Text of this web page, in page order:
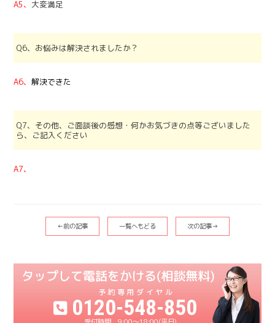
A5、 大変満足
Q6、お悩みは解決されましたか？
A6、解決できた
Q7、その他、ご面談後の感想・何かお気づきの点等ございました
ら、ご記入ください
A7、
←前の記事 一覧へもどる 次の記事→
0120-548-850